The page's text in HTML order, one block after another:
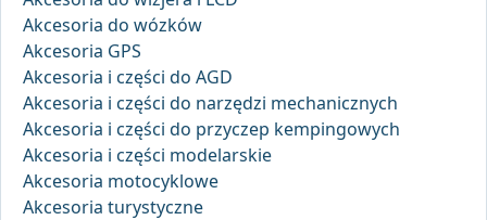
Akcesoria do wózków
Akcesoria GPS
Akcesoria i części do AGD
Akcesoria i części do narzędzi mechanicznych
Akcesoria i części do przyczep kempingowych
Akcesoria i części modelarskie
Akcesoria motocyklowe
Akcesoria turystyczne